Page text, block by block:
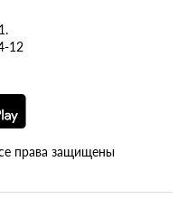
12
права защищены